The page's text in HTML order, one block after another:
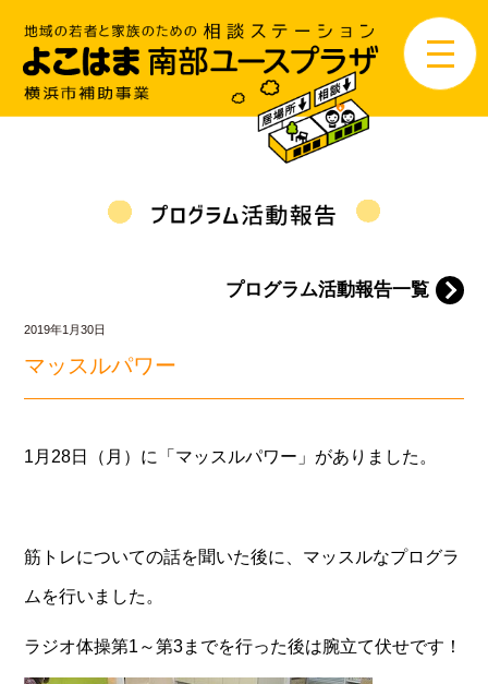
プログラム活動報告一覧
2019年1月30日
マッスルパワー
1月28日（月）に「マッスルパワー」がありました。
筋トレについての話を聞いた後に、マッスルなプログラ
ムを行いました。
ラジオ体操第1～第3までを行った後は腕立て伏せです！